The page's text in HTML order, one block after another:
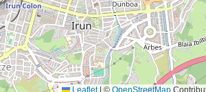
Leaflet © OpenStreetMap